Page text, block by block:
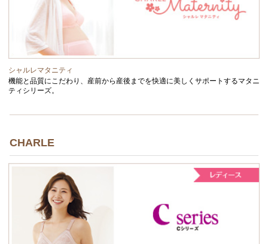
シャルレマタニティ
機能と品質にこだわり、産前から産後までを快適に美しくサポートするマタニ
ティシリーズ。
CHARLE